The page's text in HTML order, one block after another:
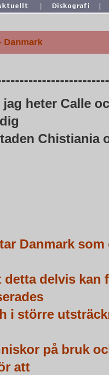
| |
Danmark
jag heter Calle
Chistiania
Danmark
delvis kan
i större
på bruk
att